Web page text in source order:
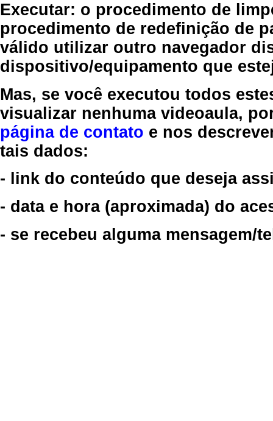
Executar: o procedimento de
procedimento de redefinição de
válido utilizar outro navegador
dispositivo/equipamento que
Mas, se você executou todos
visualizar nenhuma videoaula,
página de contato e nos
tais dados:
- link do conteúdo que deseja
- data e hora (aproximada) do
- se recebeu alguma mensagem/